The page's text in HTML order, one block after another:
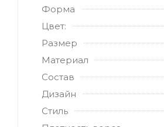
Форма
Цвет:
Размер
Материал
Состав
Дизайн
Стиль